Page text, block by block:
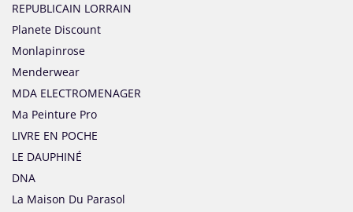
REPUBLICAIN LORRAIN
Planete Discount
Monlapinrose
Menderwear
MDA ELECTROMENAGER
Ma Peinture Pro
LIVRE EN POCHE
LE DAUPHINÉ
DNA
La Maison Du Parasol